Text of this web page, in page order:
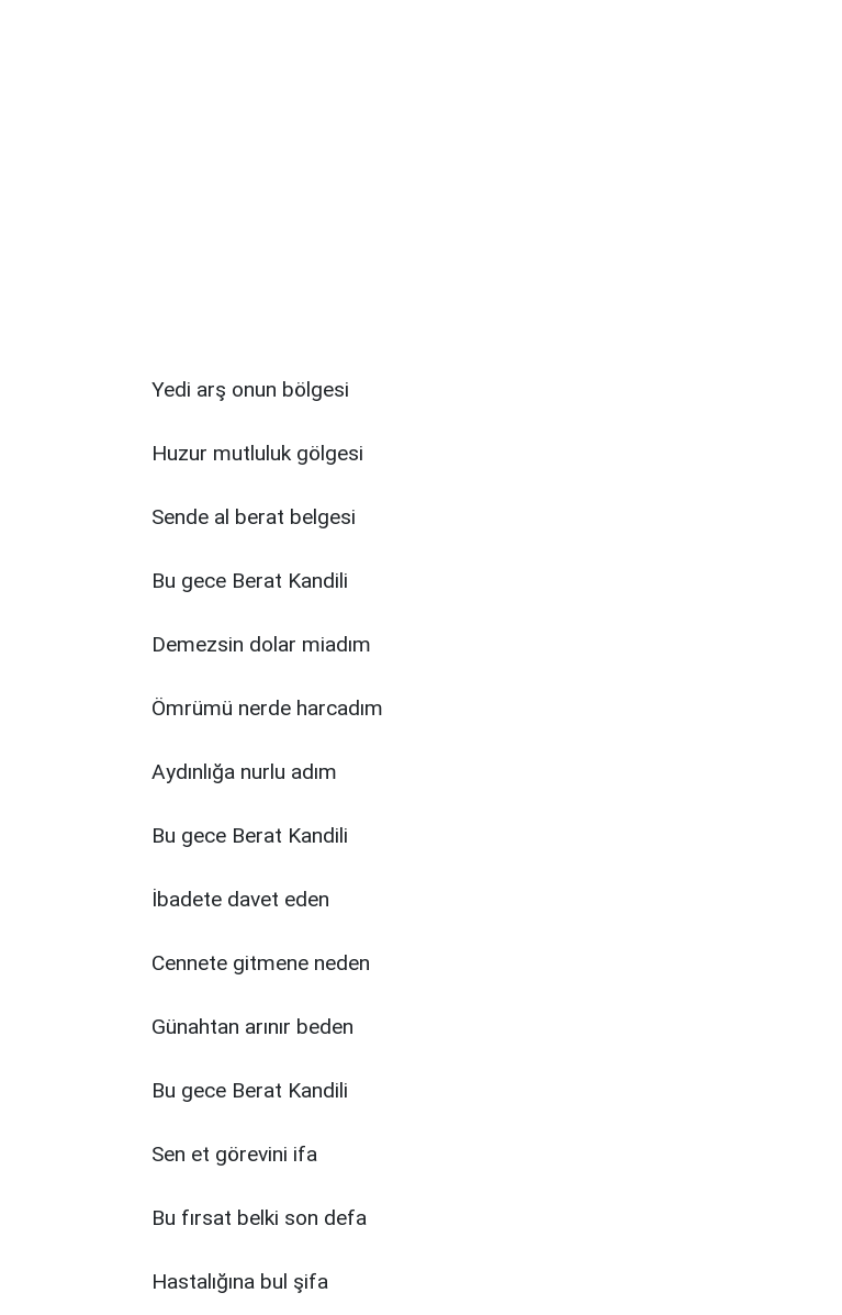
Yedi arş onun bölgesi
Huzur mutluluk gölgesi
Sende al berat belgesi
Bu gece Berat Kandili
Demezsin dolar miadım
Ömrümü nerde harcadım
Aydınlığa nurlu adım
Bu gece Berat Kandili
İbadete davet eden
Cennete gitmene neden
Günahtan arınır beden
Bu gece Berat Kandili
Sen et görevini ifa
Bu fırsat belki son defa
Hastalığına bul şifa